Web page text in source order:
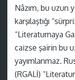
Nâzım, bu uzun
karşılaştığı
“Literaturnaya
caizse şairin bu
yayımlanmaz.
(RGALİ)